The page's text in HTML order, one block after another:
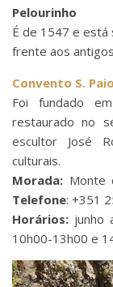
Pelourinho
É de 1547 e
frente aos
Convento S. Paio
Foi fundado
restaurado no
escultor José
culturais.
Morada: Monte
Telefone: +351
Horários: junho
10h00-13h00 e